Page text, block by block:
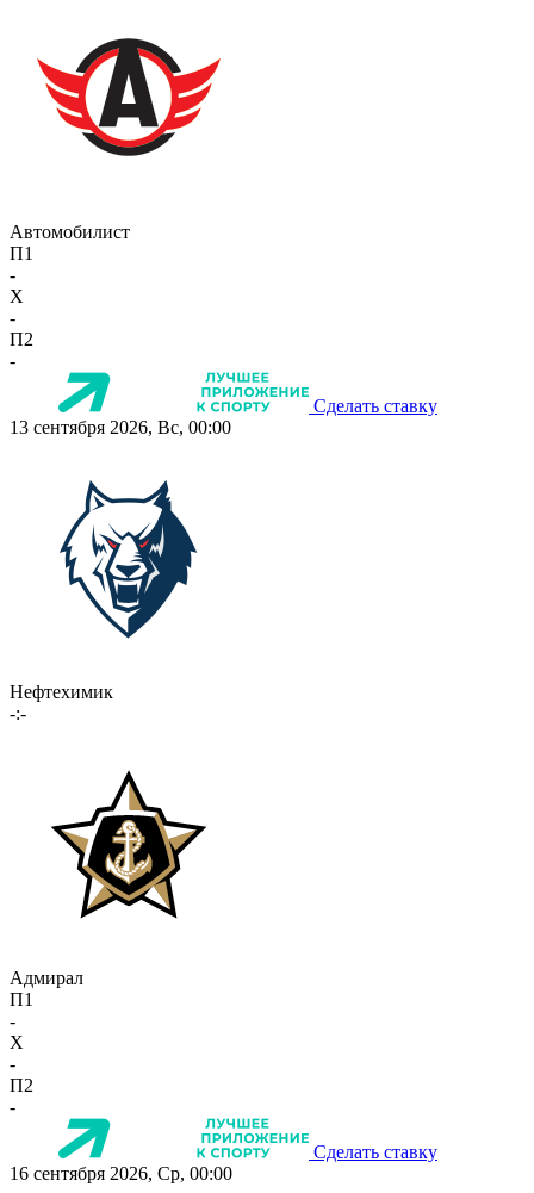
Автомобилист
П1
-
X
-
П2
-
Сделать ставку
13 сентября 2026, Вс, 00:00
Нефтехимик
-:-
Адмирал
П1
-
X
-
П2
-
Сделать ставку
16 сентября 2026, Ср, 00:00